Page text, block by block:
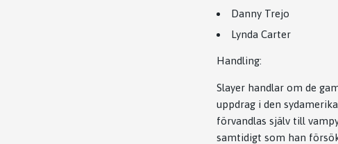
Danny Trejo
Lynda Carter
Handling:
Slayer handlar om de
uppdrag i den
förvandlas själv till
samtidigt som han